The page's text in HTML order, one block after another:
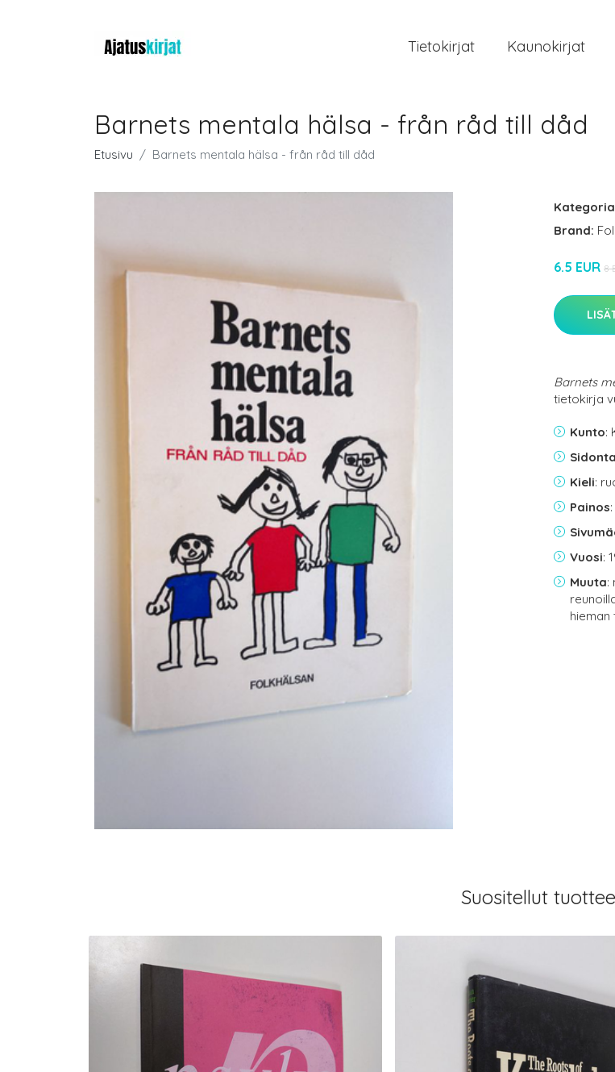
Tietokirjat Kaunokirjat
Barnets mentala hälsa - från råd till dåd
Etusivu Barnets mentala hälsa - från råd till dåd
Brand:
6.5 EUR 8
Barnets
tietokirja
Kunto:
Sidonta
Kieli:
Painos:
Vuosi:
Muuta:
Suositellut